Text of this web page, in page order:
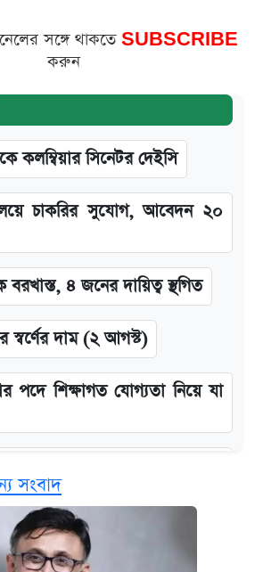
সঙ্গে থাকতে SUBSCRIBE
করুন
কলম্বিয়ার সিনেটর দেইসি
চাকরির সুযোগ, আবেদন ২০
বরখাস্ত, ৪ জনের দায়িত্ব স্থগিত
দাম (২ আগস্ট)
পদে শিক্ষাগত যোগ্যতা নিয়ে যা
হলে সমকামিতার অভিযোগে দুইজন
সংবাদ